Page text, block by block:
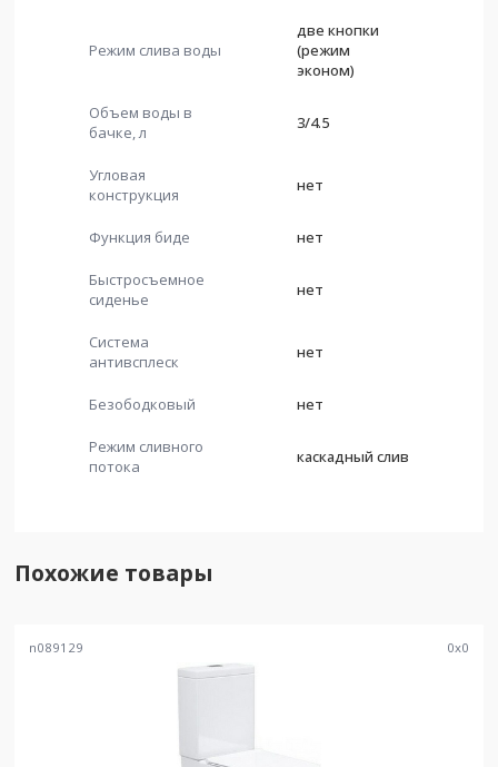
Режим слива воды
две кнопки
(режим
эконом)
Объем воды в
бачке, л
3/4.5
Угловая
конструкция
нет
Функция биде нет
Быстросъемное
сиденье
нет
Система
антивсплеск
нет
Безободковый нет
Режим сливного
потока
каскадный слив
Похожие товары
n089129 0x0